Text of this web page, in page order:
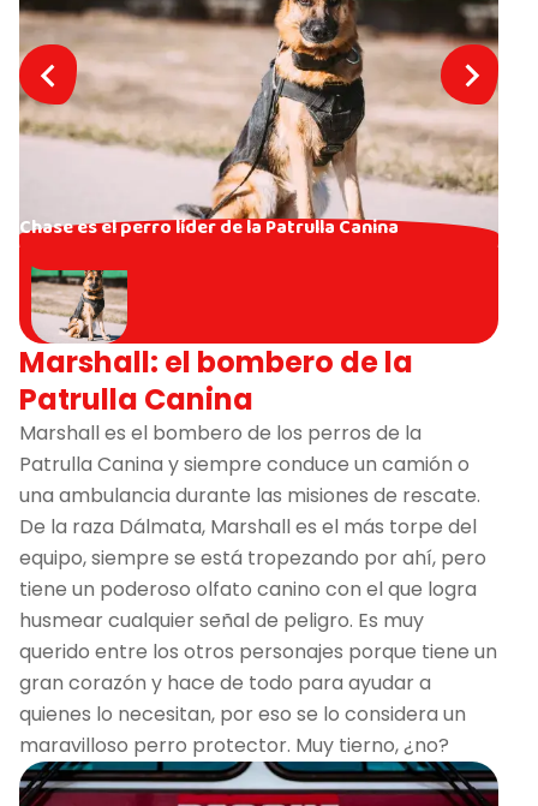
Chase es el perro líder de la Patrulla Canina
Marshall: el bombero de la
Patrulla Canina
Marshall es el bombero de los perros de la
Patrulla Canina y siempre conduce un camión o
una ambulancia durante las misiones de rescate.
De la raza Dálmata, Marshall es el más torpe del
equipo, siempre se está tropezando por ahí, pero
tiene un poderoso olfato canino con el que logra
husmear cualquier señal de peligro. Es muy
querido entre los otros personajes porque tiene un
gran corazón y hace de todo para ayudar a
quienes lo necesitan, por eso se lo considera un
maravilloso perro protector. Muy tierno, ¿no?